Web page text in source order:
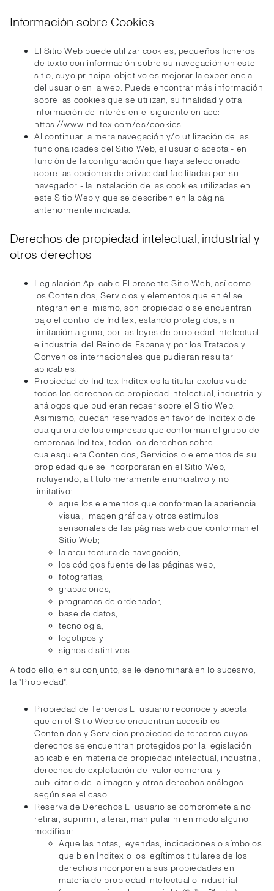
Información sobre Cookies
El Sitio Web puede utilizar cookies, pequeños ficheros
de texto con información sobre su navegación en este
sitio, cuyo principal objetivo es mejorar la experiencia
del usuario en la web. Puede encontrar más información
sobre las cookies que se utilizan, su finalidad y otra
información de interés en el siguiente enlace:
https://www.inditex.com/es/cookies.
Al continuar la mera navegación y/o utilización de las
funcionalidades del Sitio Web, el usuario acepta - en
función de la configuración que haya seleccionado
sobre las opciones de privacidad facilitadas por su
navegador - la instalación de las cookies utilizadas en
este Sitio Web y que se describen en la página
anteriormente indicada.
Derechos de propiedad intelectual, industrial y
otros derechos
Legislación Aplicable El presente Sitio Web, así como
los Contenidos, Servicios y elementos que en él se
integran en el mismo, son propiedad o se encuentran
bajo el control de Inditex, estando protegidos, sin
limitación alguna, por las leyes de propiedad intelectual
e industrial del Reino de España y por los Tratados y
Convenios internacionales que pudieran resultar
aplicables.
Propiedad de Inditex Inditex es la titular exclusiva de
todos los derechos de propiedad intelectual, industrial y
análogos que pudieran recaer sobre el Sitio Web.
Asimismo, quedan reservados en favor de Inditex o de
cualquiera de los empresas que conforman el grupo de
empresas Inditex, todos los derechos sobre
cualesquiera Contenidos, Servicios o elementos de su
propiedad que se incorporaran en el Sitio Web,
incluyendo, a título meramente enunciativo y no
limitativo:
aquellos elementos que conforman la apariencia
visual, imagen gráfica y otros estímulos
sensoriales de las páginas web que conforman el
Sitio Web;
la arquitectura de navegación;
los códigos fuente de las páginas web;
fotografías,
grabaciones,
programas de ordenador,
base de datos,
tecnología,
logotipos y
signos distintivos.
A todo ello, en su conjunto, se le denominará en lo sucesivo,
la "Propiedad".
Propiedad de Terceros El usuario reconoce y acepta
que en el Sitio Web se encuentran accesibles
Contenidos y Servicios propiedad de terceros cuyos
derechos se encuentran protegidos por la legislación
aplicable en materia de propiedad intelectual, industrial,
derechos de explotación del valor comercial y
publicitario de la imagen y otros derechos análogos,
según sea el caso.
Reserva de Derechos El usuario se compromete a no
retirar, suprimir, alterar, manipular ni en modo alguno
modificar:
Aquellas notas, leyendas, indicaciones o símbolos
que bien Inditex o los legítimos titulares de los
derechos incorporen a sus propiedades en
materia de propiedad intelectual o industrial